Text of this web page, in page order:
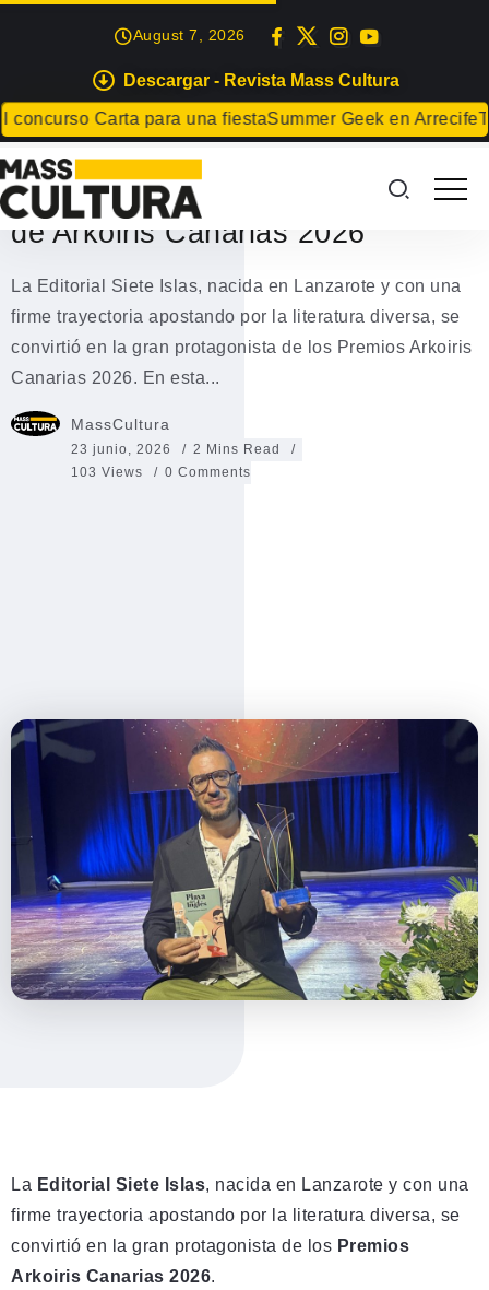
Descargar - Revista Mass Cultura
Carta para una fiestaSummer Geek en Arrecife
August 7, 2026
LETRAS LIBROS
Editorial Siete Islas se alza con
los principales premios literarios
de Arkoiris Canarias 2026
La Editorial Siete Islas, nacida en Lanzarote y con una
firme trayectoria apostando por la literatura diversa, se
convirtió en la gran protagonista de los Premios Arkoiris
Canarias 2026. En esta...
MassCultura
23 junio, 2026
2 Mins Read
103 Views
0 Comments
La Editorial Siete Islas, nacida en Lanzarote y con una
firme trayectoria apostando por la literatura diversa, se
convirtió en la gran protagonista de los Premios
Arkoiris Canarias 2026.